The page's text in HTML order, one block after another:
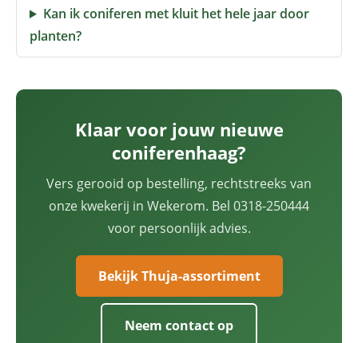
Kan ik coniferen met kluit het hele jaar door
planten?
Klaar voor jouw nieuwe
coniferenhaag?
Vers gerooid op bestelling, rechtstreeks van
onze kwekerij in Wekerom. Bel 0318-250444
voor persoonlijk advies.
Bekijk Thuja-assortiment
Neem contact op